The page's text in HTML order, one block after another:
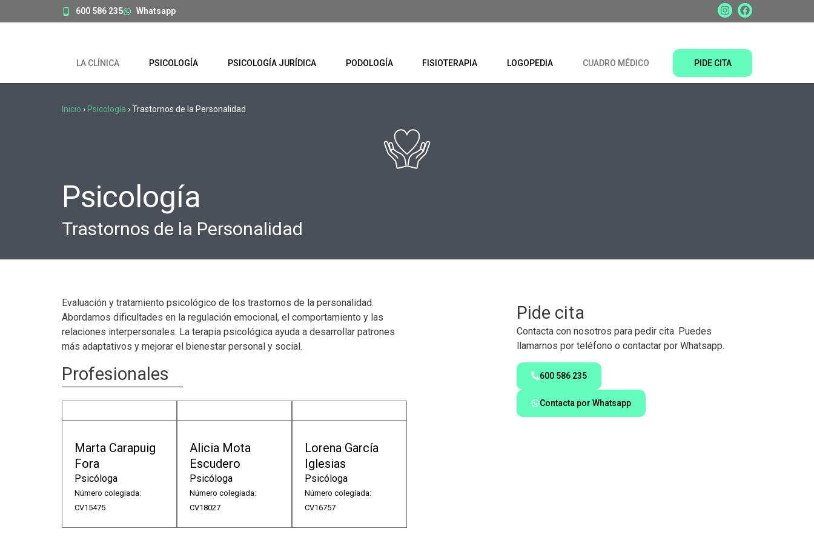
600 586 235 Whatsapp
LA CLÍNICA PSICOLOGÍA PSICOLOGÍA JURÍDICA PODOLOGÍA FISIOTERAPIA LOGOPEDIA CUADRO MÉDICO PIDE CITA
Inicio › Psicología ›Trastornos de la Personalidad
Psicología
Trastornos de la Personalidad
Evaluación y tratamiento psicológico de los trastornos de la personalidad.
Abordamos dificultades en la regulación emocional, el comportamiento y las
relaciones interpersonales. La terapia psicológica ayuda a desarrollar patrones
más adaptativos y mejorar el bienestar personal y social.
Profesionales
Marta Carapuig
Fora
Psicóloga
Número colegiada:
CV15475
Alicia Mota
Escudero
Psicóloga
Número colegiada:
CV18027
Lorena García
Iglesias
Psicóloga
Número colegiada:
CV16757
Pide cita
Contacta con nosotros para pedir cita. Puedes
llamarnos por teléfono o contactar por Whatsapp.
600 586 235
Contacta por Whatsapp